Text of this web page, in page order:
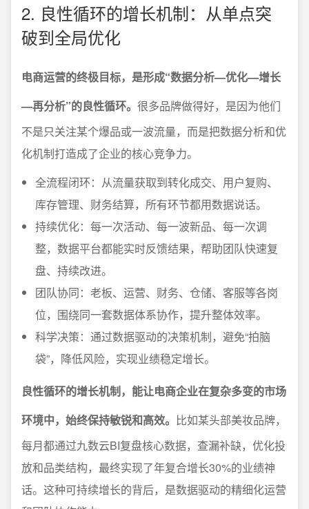
2. 良性循环的增长机制：从单点突
破到全局优化
电商运营的终极目标，是形成“数据分析—优化—增长
—再分析”的良性循环。 很多品牌做得好，是因为他们
不是只关注某个爆品或一波流量，而是把数据分析和优
化机制打造成了企业的核心竞争力。
全流程闭环：从流量获取到转化成交、用户复购、
库存管理、财务结算，所有环节都用数据说话。
持续优化：每一次活动、每一波新品、每一次调
整，数据平台都能实时反馈结果，帮助团队快速复
盘、持续改进。
团队协同：老板、运营、财务、仓储、客服等各岗
位，围绕同一套数据体系协作，提升整体效率。
科学决策：通过数据驱动的决策机制，避免“拍脑
袋”，降低风险，实现业绩稳定增长。
良性循环的增长机制，能让电商企业在复杂多变的市场
环境中，始终保持敏锐和高效。 比如某头部美妆品牌，
每月都通过九数云BI复盘核心数据，查漏补缺，优化投
放和品类结构，最终实现了年复合增长30%的业绩神
话。这种可持续增长的背后，是数据驱动的精细化运营